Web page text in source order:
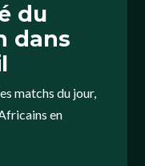
du
dans
matchs du jour,
en